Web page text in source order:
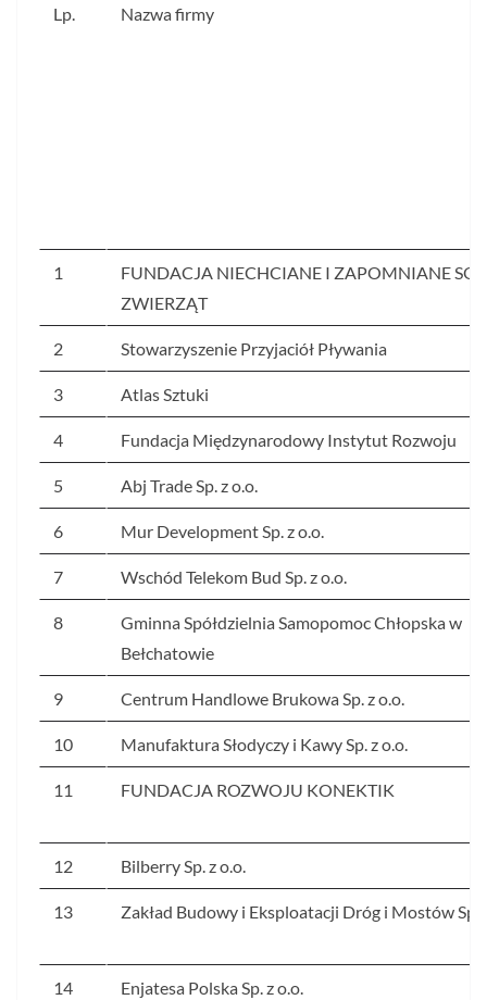
Lp. Nazwa firmy
1
FUNDACJA NIECHCIANE I ZAPOMNIANE
ZWIERZĄT
2 Stowarzyszenie Przyjaciół Pływania
3 Atlas Sztuki
4 Fundacja Międzynarodowy Instytut Rozwoju
5 Abj Trade Sp. z o.o.
6 Mur Development Sp. z o.o.
7 Wschód Telekom Bud Sp. z o.o.
8
Gminna Spółdzielnia Samopomoc Chłopska w
Bełchatowie
9 Centrum Handlowe Brukowa Sp. z o.o.
10 Manufaktura Słodyczy i Kawy Sp. z o.o.
11 FUNDACJA ROZWOJU KONEKTIK
12 Bilberry Sp. z o.o.
13 Zakład Budowy i Eksploatacji Dróg i Mostów Sp.
14 Enjatesa Polska Sp. z o.o.